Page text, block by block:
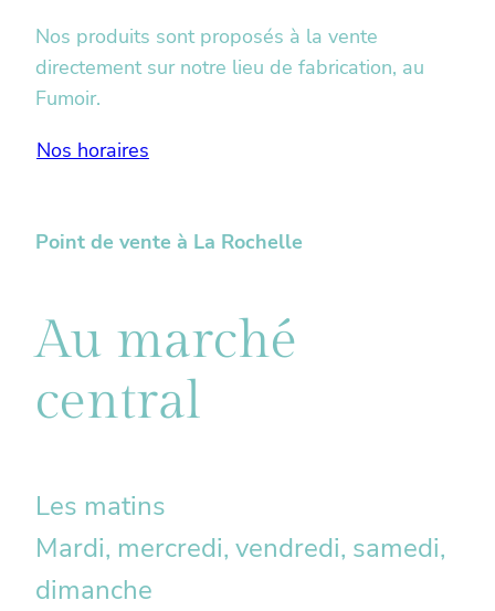
Nos produits sont proposés à la vente
directement sur notre lieu de fabrication, au
Fumoir.
Nos horaires
Point de vente à La Rochelle
Au marché
central
Les matins
Mardi, mercredi, vendredi, samedi,
dimanche